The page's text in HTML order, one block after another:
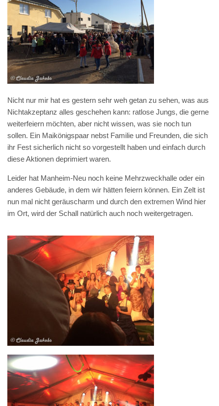
Nicht nur mir hat es gestern sehr weh getan zu sehen, was aus
Nichtakzeptanz alles geschehen kann: ratlose Jungs, die gerne
weiterfeiern möchten, aber nicht wissen, was sie noch tun
sollen. Ein Maikönigspaar nebst Familie und Freunden, die sich
ihr Fest sicherlich nicht so vorgestellt haben und einfach durch
diese Aktionen deprimiert waren.
Leider hat Manheim-Neu noch keine Mehrzweckhalle oder ein
anderes Gebäude, in dem wir hätten feiern können. Ein Zelt ist
nun mal nicht geräuscharm und durch den extremen Wind hier
im Ort, wird der Schall natürlich auch noch weitergetragen.